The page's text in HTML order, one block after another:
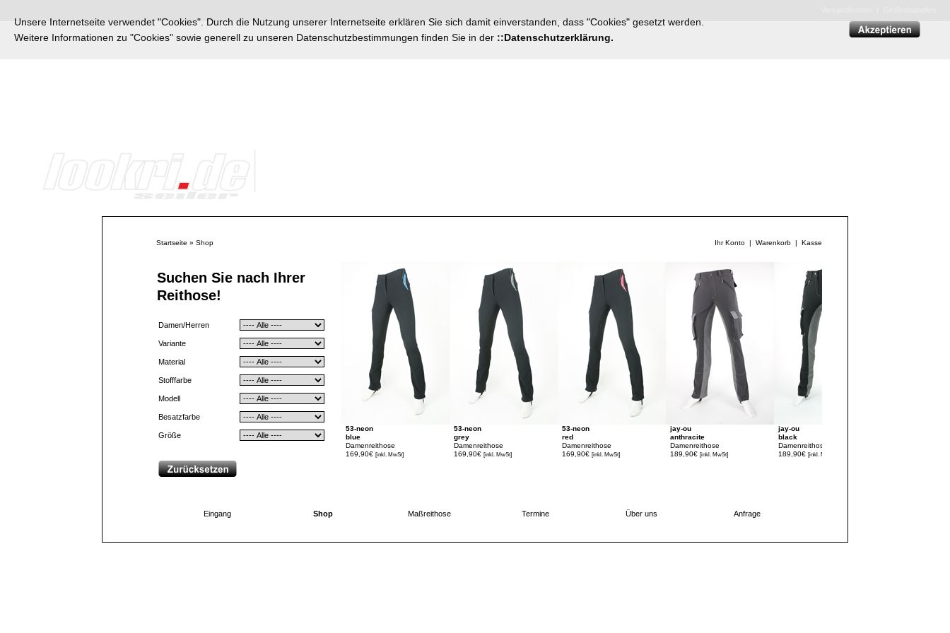
Unsere Internetseite verwendet "Cookies". Durch die Nutzung unserer Internetseite erklären Sie sich damit einverstanden, dass "Cookies" gesetzt werden.
Weitere Informationen zu "Cookies" sowie generell zu unseren Datenschutzbestimmungen finden Sie in der ::Datenschutzerklärung.
Startseite » Shop Ihr Konto | Warenkorb | Kasse
Suchen Sie nach Ihrer
Reithose!
Damen/Herren
Variante
Material
Stofffarbe
Modell
Besatzfarbe
Größe
53-neon
blue
Damenreithose
169,90€ [inkl. MwSt]
53-neon
grey
Damenreithose
169,90€ [inkl. MwSt]
53-neon
red
Damenreithose
169,90€ [inkl. MwSt]
jay-ou
anthracite
Damenreithose
189,90€ [inkl. MwSt]
jay-ou
black
Damenreithose
189,90€ [inkl. MwSt]
Eingang Shop Maßreithose Termine Über uns Anfrage